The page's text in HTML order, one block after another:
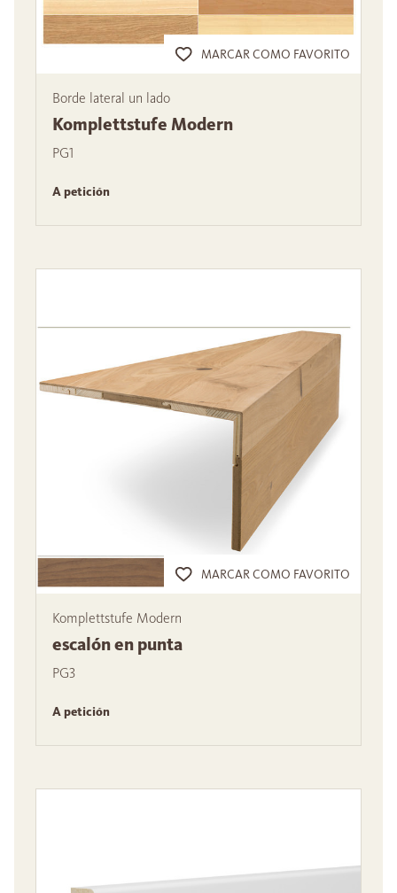
MARCAR COMO FAVORITO
Borde lateral un lado
Komplettstufe Modern
PG1
A petición
MARCAR COMO FAVORITO
Komplettstufe Modern
escalón en punta
PG3
A petición